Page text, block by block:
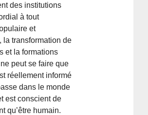
des institutions
à tout
et
la transformation de
et la formations
peut se faire que
réellement informé
dans le monde
est conscient de
qu’être humain.